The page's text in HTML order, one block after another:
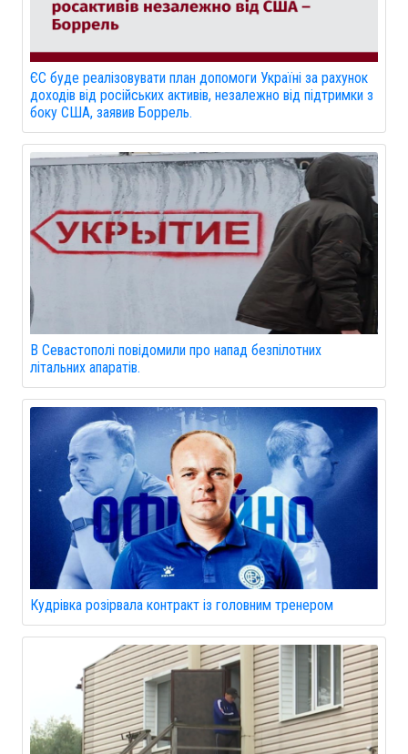
ЄС буде реалізовувати план допомоги Україні за рахунок
доходів від російських активів, незалежно від підтримки з
боку США, заявив Боррель.
В Севастополі повідомили про напад безпілотних
літальних апаратів.
Кудрівка розірвала контракт із головним тренером